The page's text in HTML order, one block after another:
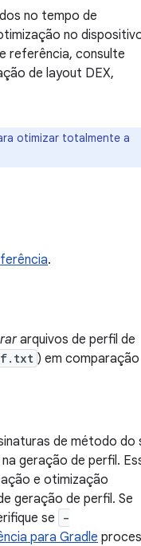
no tempo de
no
referência, consulte
de layout DEX,
otimizar totalmente a
.
arquivos de perfil de
) em comparação
de método do
geração de perfil.
e otimização
geração de perfil. Se
se
-
para Gradle